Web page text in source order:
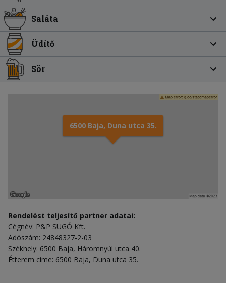
Saláta
Üdítő
Sör
6500 Baja, Duna utca 35.
Rendelést teljesítő partner adatai:
Cégnév: P&P SUGÓ Kft.
Adószám: 24848327-2-03
Székhely: 6500 Baja, Háromnyúl utca 40.
Étterem címe: 6500 Baja, Duna utca 35.